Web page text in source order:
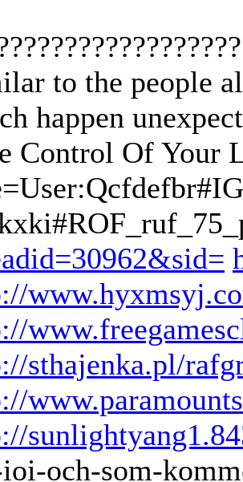
to the people
happen
Control Of Your
sthajenka.pl/
och-som-